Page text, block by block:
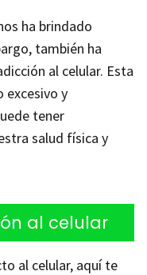
ha brindado
también ha
al celular. Esta
excesivo y
tener
salud física y
al celular
al celular, aquí te